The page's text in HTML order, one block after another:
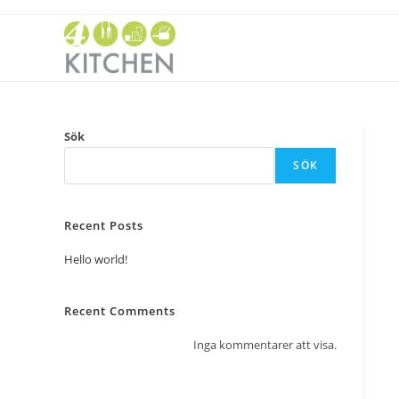
Sök
SÖK
Recent Posts
Hello world!
Recent Comments
Inga kommentarer att visa.